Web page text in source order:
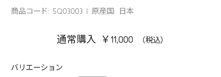
商品コード: 5Q03003 原産国: 日本
通常購入 ￥11,000
バリエーション